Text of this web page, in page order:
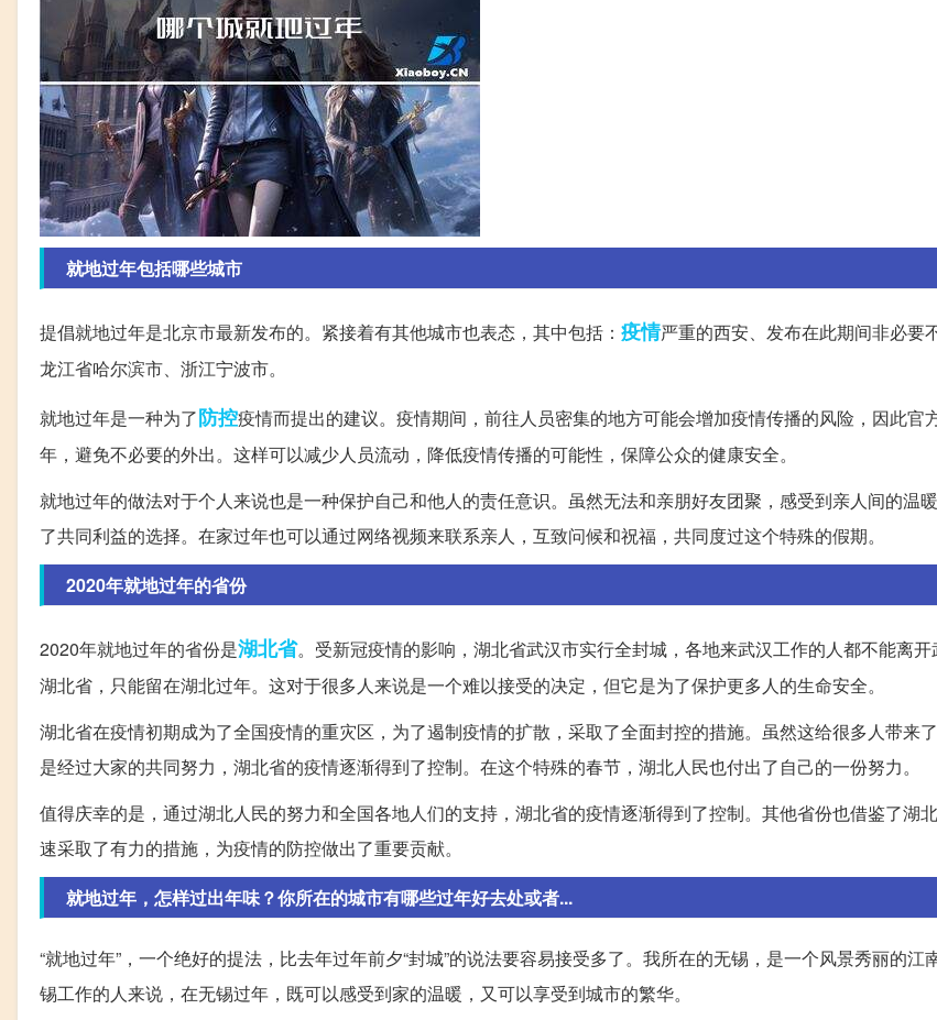
就地过年包括哪些城市
提倡就地过年是北京市最新发布的。紧接着有其他城市也表态，其中包括： 疫情严重的西安、发布在此期间非必要
龙江省哈尔滨市、浙江宁波市。
就地过年是一种为了防控疫情而提出的建议。疫情期间，前往人员密集的地方可能会增加疫情传播的风险，因此官
年，避免不必要的外出。这样可以减少人员流动，降低疫情传播的可能性，保障公众的健康安全。
就地过年的做法对于个人来说也是一种保护自己和他人的责任意识。虽然无法和亲朋好友团聚，感受到亲人间的温
了共同利益的选择。在家过年也可以通过网络视频来联系亲人，互致问候和祝福，共同度过这个特殊的假期。
2020年就地过年的省份
2020年就地过年的省份是湖北省。受新冠疫情的影响，湖北省武汉市实行全封城，各地来武汉工作的人都不能离
湖北省，只能留在湖北过年。这对于很多人来说是一个难以接受的决定，但它是为了保护更多人的生命安全。
湖北省在疫情初期成为了全国疫情的重灾区，为了遏制疫情的扩散，采取了全面封控的措施。虽然这给很多人带来
是经过大家的共同努力，湖北省的疫情逐渐得到了控制。在这个特殊的春节，湖北人民也付出了自己的一份努力。
值得庆幸的是，通过湖北人民的努力和全国各地人们的支持，湖北省的疫情逐渐得到了控制。其他省份也借鉴了湖
速采取了有力的措施，为疫情的防控做出了重要贡献。
就地过年，怎样过出年味？你所在的城市有哪些过年好去处或者...
“就地过年”，一个绝好的提法，比去年过年前夕“封城”的说法要容易接受多了。我所在的无锡，是一个风景秀丽的江
锡工作的人来说，在无锡过年，既可以感受到家的温暖，又可以享受到城市的繁华。